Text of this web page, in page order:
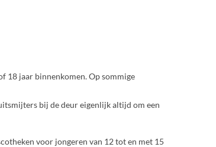
18 jaar binnenkomen. Op sommige
bij de deur eigenlijk altijd om een
voor jongeren van 12 tot en met 15